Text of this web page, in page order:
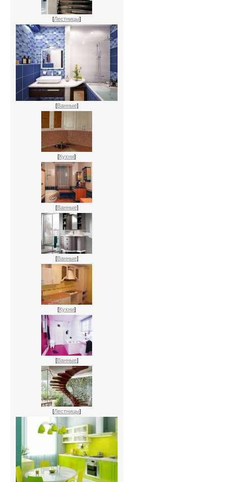
[Лестницы]
[Ванные]
[Кухни]
[Ванные]
[Ванные]
[Кухни]
[Ванные]
[Лестницы]